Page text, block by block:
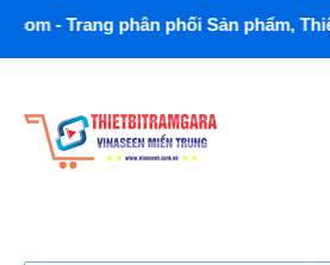
phân phối Sản phẩm, Thiết bị